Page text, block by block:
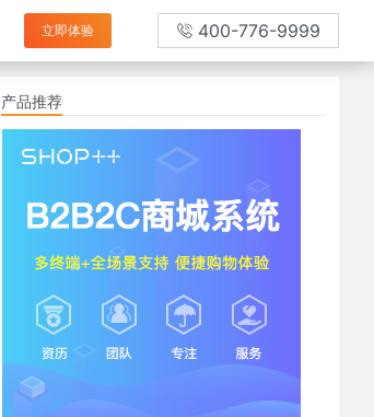
立即体验 400-776-9999
产品推荐